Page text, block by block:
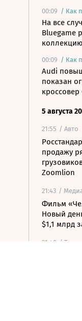
00:09 / Как
На все
Bluegame
00:09 / Как
Audi
показан
кроссовер
5 августа
21:55 / Авто
продажу
Zoomlion
21:43 /
Фильм
Новый
$1,1 млрд
21:40 /